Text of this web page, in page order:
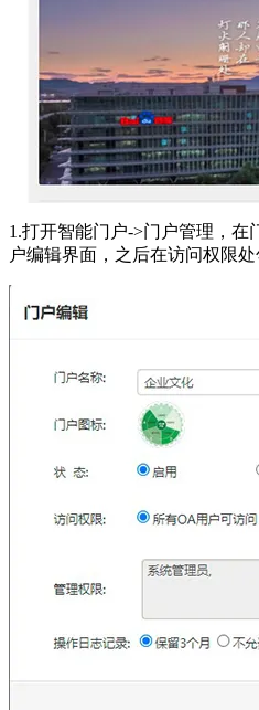
1.打开智能门户->门户管理，在
户编辑界面，之后在访问权限处